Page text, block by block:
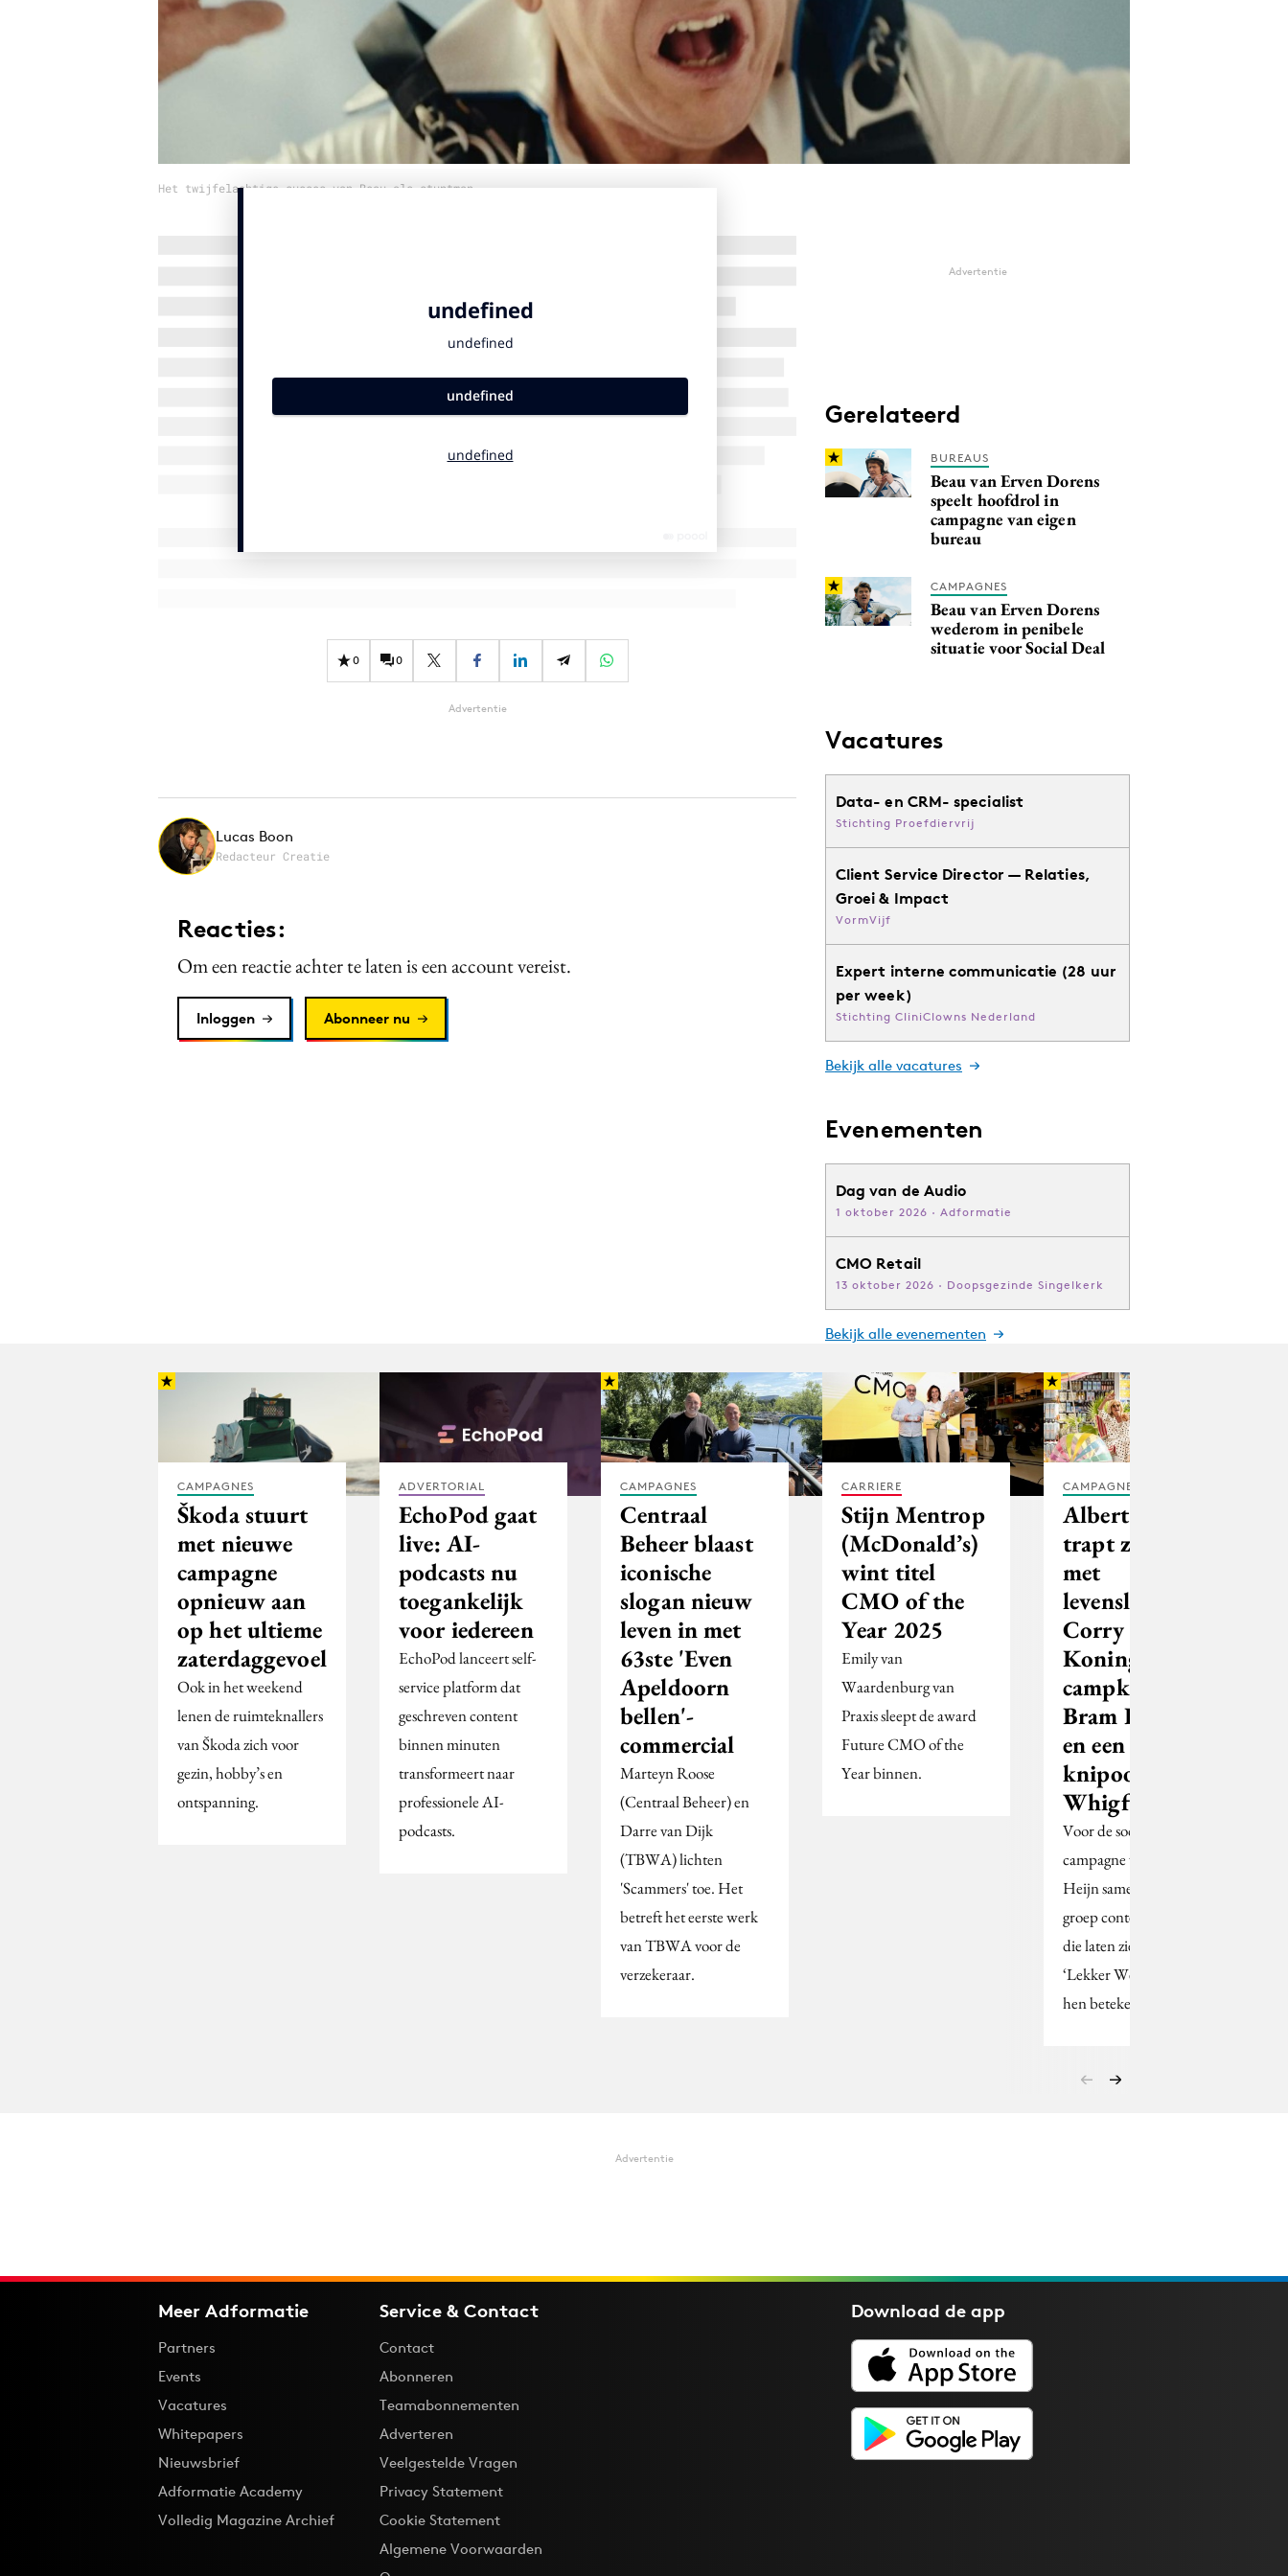
Het twijfelachtige succes van Beau als stuntman.
0 0
Advertentie
Lucas Boon
Redacteur Creatie
Reacties:
Om een reactie achter te laten is een account vereist.
Inloggen Abonneer nu
Advertentie
Gerelateerd
BUREAUS
Beau van Erven Dorens
speelt hoofdrol in
campagne van eigen
bureau
CAMPAGNES
Beau van Erven Dorens
wederom in penibele
situatie voor Social Deal
Vacatures
Data- en CRM- specialist
Stichting Proefdiervrij
Client Service Director — Relaties,
Groei & Impact
VormVijf
Expert interne communicatie (28 uur
per week)
Stichting CliniClowns Nederland
Bekijk alle vacatures
Evenementen
Dag van de Audio
1 oktober 2026 · Adformatie
CMO Retail
13 oktober 2026 · Doopsgezinde Singelkerk
Bekijk alle evenementen
CAMPAGNES
Škoda stuurt
met nieuwe
campagne
opnieuw aan
op het ultieme
zaterdaggevoel
Ook in het weekend
lenen de ruimteknallers
van Škoda zich voor
gezin, hobby’s en
ontspanning.
ADVERTORIAL
EchoPod gaat
live: AI-
podcasts nu
toegankelijk
voor iedereen
EchoPod lanceert self-
service platform dat
geschreven content
binnen minuten
transformeert naar
professionele AI-
podcasts.
CAMPAGNES
Centraal
Beheer blaast
iconische
slogan nieuw
leven in met
63ste 'Even
Apeldoorn
bellen'-
commercial
Marteyn Roose
(Centraal Beheer) en
Darre van Dijk
(TBWA) lichten
'Scammers' toe. Het
betreft het eerste werk
van TBWA voor de
verzekeraar.
CARRIERE
Stijn Mentrop
(McDonald’s)
wint titel
CMO of the
Year 2025
Emily van
Waardenburg van
Praxis sleept de award
Future CMO of the
Year binnen.
CAMPAGNES
Albert Heijn
trapt zomer af
met
levensliedlegende
Corry
Konings,
campkoning
Bram Krikke
en een
knipoog naar
Whigfield
Voor de social first-
campagne werkt Albert
Heijn samen met een
groep content creators
die laten zien wat
‘Lekker Weekend’ voor
hen betekent.
Advertentie
Meer Adformatie
Partners
Events
Vacatures
Whitepapers
Nieuwsbrief
Adformatie Academy
Volledig Magazine Archief
Service & Contact
Contact
Abonneren
Teamabonnementen
Adverteren
Veelgestelde Vragen
Privacy Statement
Cookie Statement
Algemene Voorwaarden
Download deapp